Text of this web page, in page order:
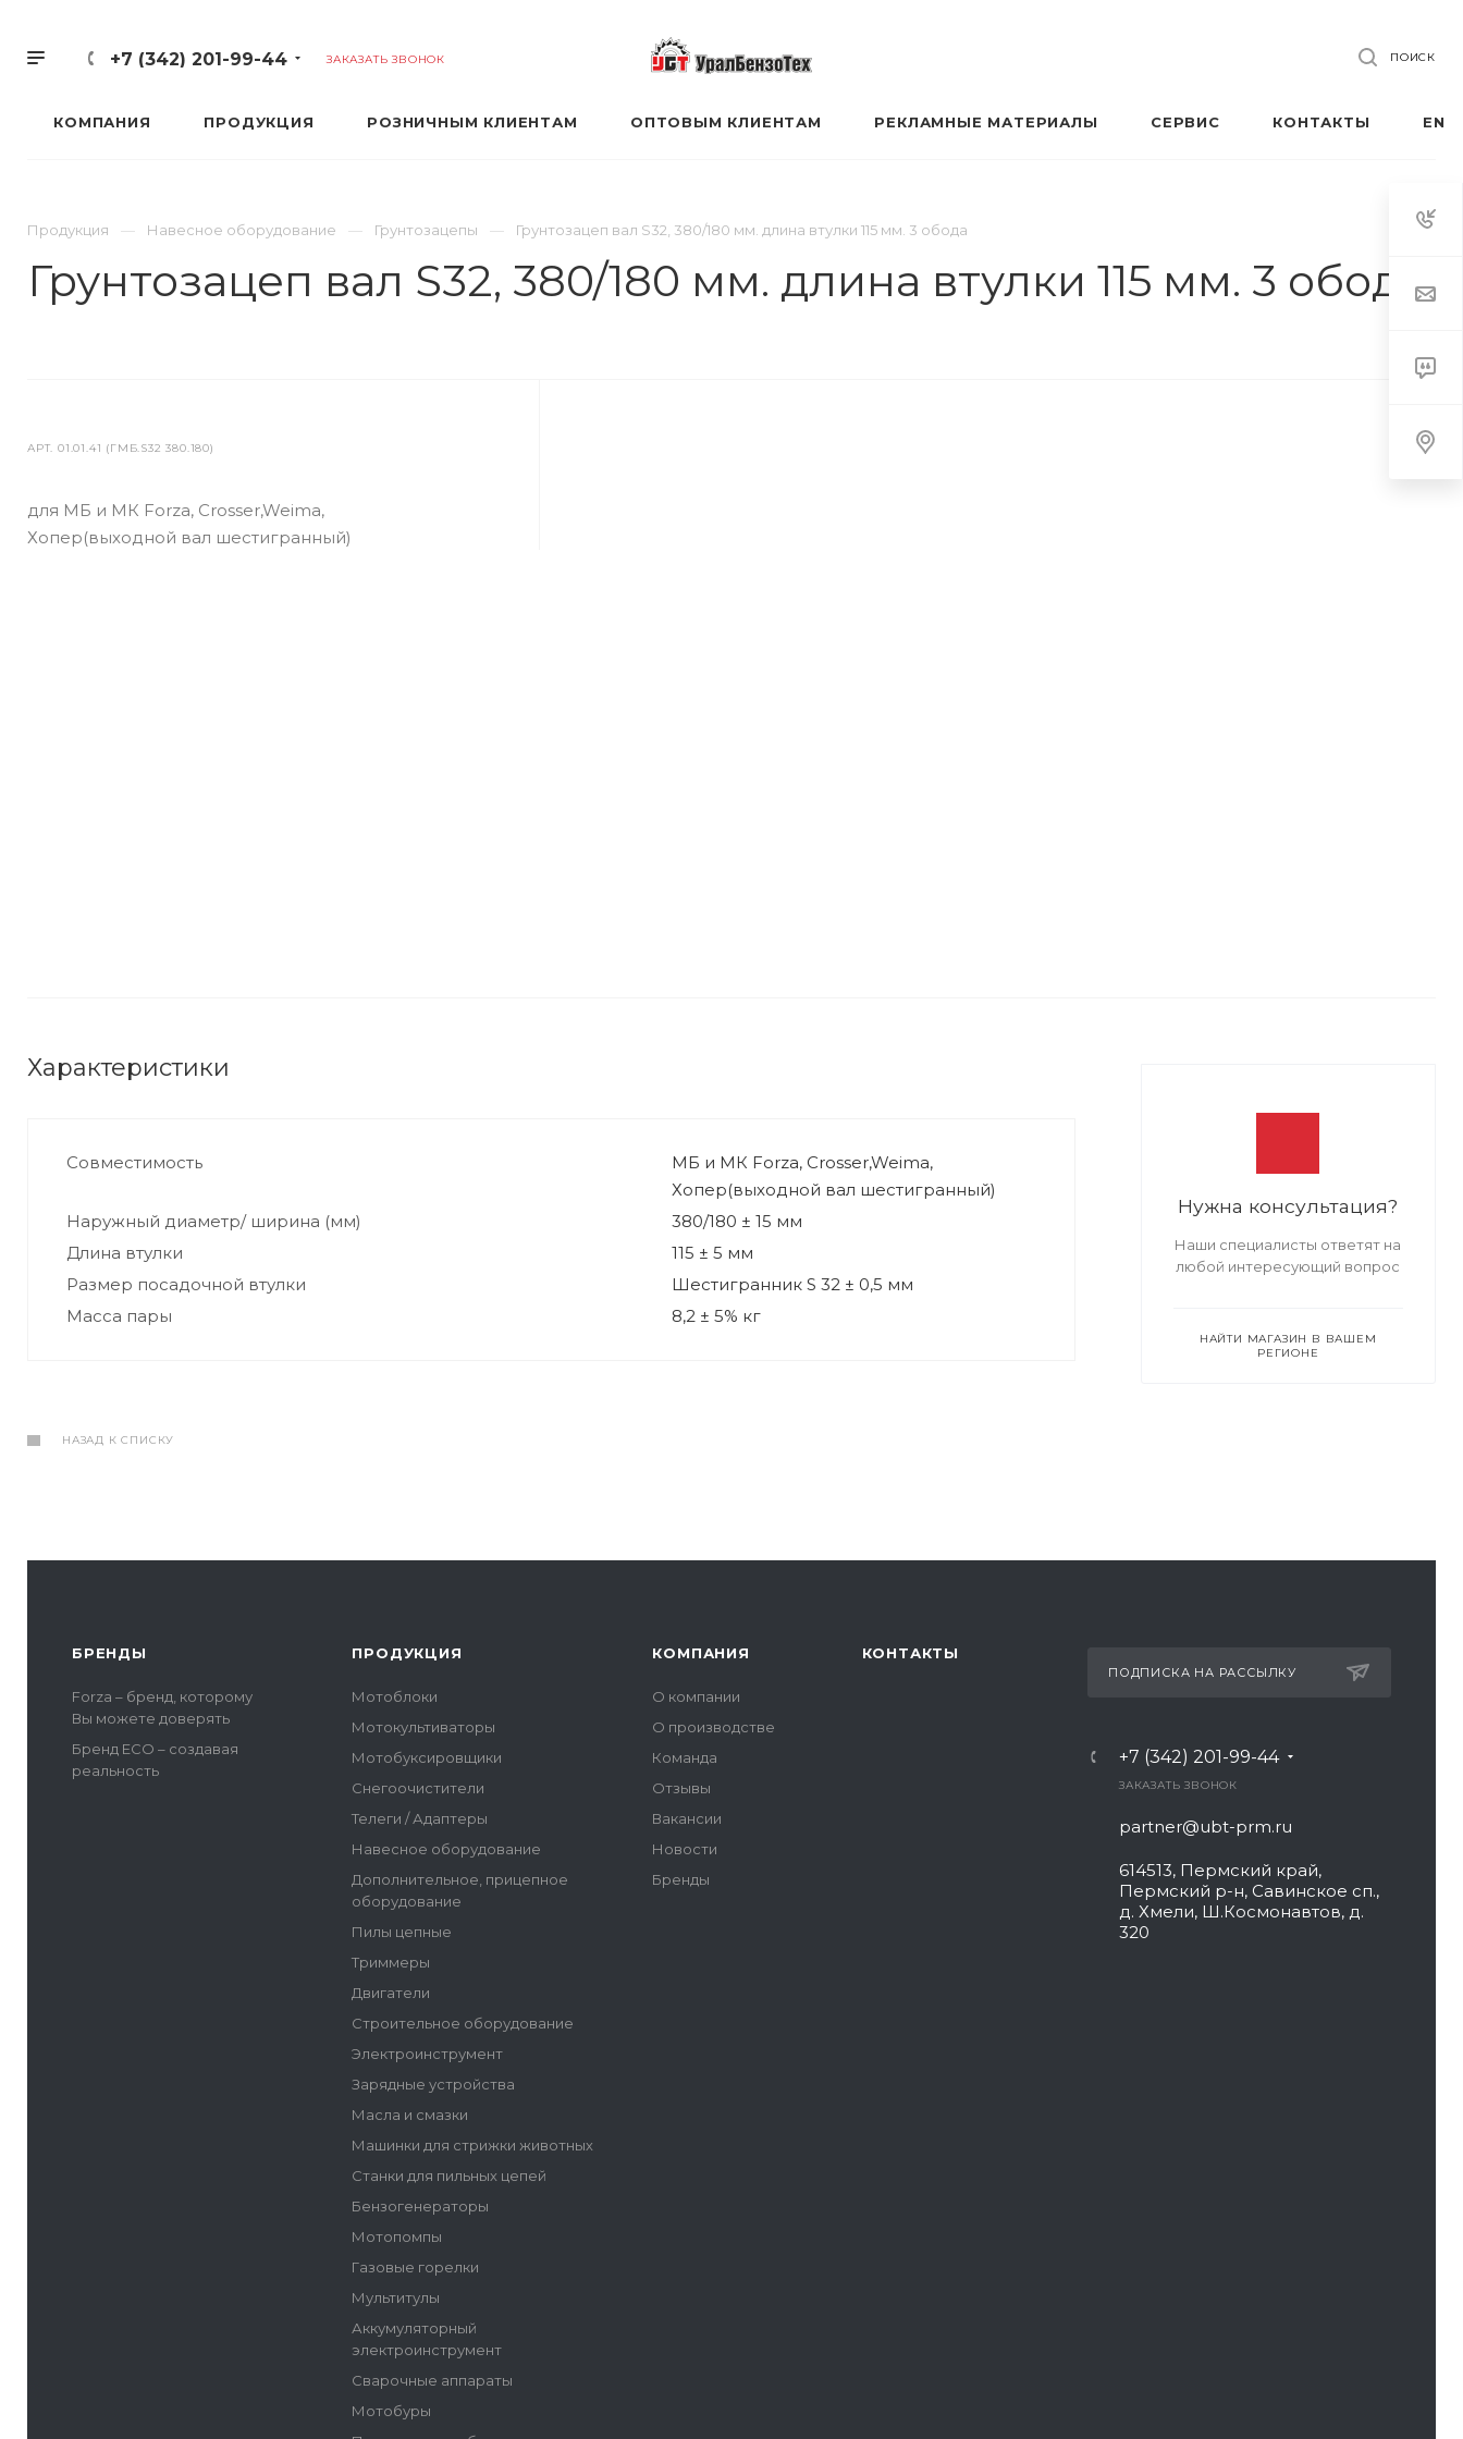
+7 (342) 201-99-44 ЗАКАЗАТЬ ЗВОНОК ПОИСК
КОМПАНИЯ ПРОДУКЦИЯ РОЗНИЧНЫМ КЛИЕНТАМ ОПТОВЫМ КЛИЕНТАМ РЕКЛАМНЫЕ МАТЕРИАЛЫ СЕРВИС КОНТАКТЫ EN
Продукция Навесное оборудование Грунтозацепы Грунтозацеп вал S32, 380/180 мм. длина втулки 115 мм. 3 обода
Грунтозацеп вал S32, 380/180 мм. длина втулки 115 мм. 3 обода
АРТ.01.01.41 (ГМБ.S32 380.180)
для МБ и МК Forza, Crosser,Weima,
Хопер(выходной вал шестигранный)
Нужна консультация?
Наши специалисты ответят на
любой интересующий вопрос
НАЙТИ МАГАЗИН В ВАШЕМ
РЕГИОНЕ
Характеристики
Совместимость
МБ и МК Forza, Crosser,Weima,
Хопер(выходной вал шестигранный)
Наружный диаметр/ ширина (мм)
380/180 ± 15 мм
Длина втулки
115 ± 5 мм
Размер посадочной втулки
Шестигранник S 32 ± 0,5 мм
Масса пары
8,2 ± 5% кг
НАЗАД К СПИСКУ
БРЕНДЫ
Forza – бренд, которому
Вы можете доверять
Бренд ECO – создавая
реальность
ПРОДУКЦИЯ
Мотоблоки
Мотокультиваторы
Мотобуксировщики
Снегоочистители
Телеги / Адаптеры
Навесное оборудование
Дополнительное, прицепное
оборудование
Пилы цепные
Триммеры
Двигатели
Строительное оборудование
Электроинструмент
Зарядные устройства
Масла и смазки
Машинки для стрижки животных
Станки для пильных цепей
Бензогенераторы
Мотопомпы
Газовые горелки
Мультитулы
Аккумуляторный
электроинструмент
Сварочные аппараты
Мотобуры
КОМПАНИЯ
О компании
О производстве
Команда
Отзывы
Вакансии
Новости
Бренды
КОНТАКТЫ
ПОДПИСКА НА РАССЫЛКУ
+7 (342) 201-99-44
ЗАКАЗАТЬ ЗВОНОК
partner@ubt-prm.ru
614513, Пермский край,
Пермский р-н, Савинское сп.,
д. Хмели, Ш.Космонавтов, д.
320